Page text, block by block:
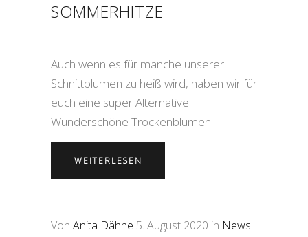
SOMMERHITZE
Auch wenn es für manche unserer
Schnittblumen zu heiß wird, haben wir für
euch eine super Alternative:
Wunderschöne Trockenblumen.
WEITERLESEN
Von Anita Dähne 5. August 2020 in News